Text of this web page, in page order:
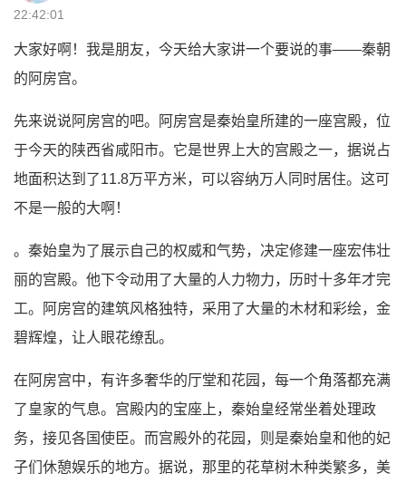
22:42:01
大家好啊！我是朋友，今天给大家讲一个要说的事——秦朝
的阿房宫。
先来说说阿房宫的吧。阿房宫是秦始皇所建的一座宫殿，位
于今天的陕西省咸阳市。它是世界上大的宫殿之一，据说占
地面积达到了11.8万平方米，可以容纳万人同时居住。这可
不是一般的大啊！
。秦始皇为了展示自己的权威和气势，决定修建一座宏伟壮
丽的宫殿。他下令动用了大量的人力物力，历时十多年才完
工。阿房宫的建筑风格独特，采用了大量的木材和彩绘，金
碧辉煌，让人眼花缭乱。
在阿房宫中，有许多奢华的厅堂和花园，每一个角落都充满
了皇家的气息。宫殿内的宝座上，秦始皇经常坐着处理政
务，接见各国使臣。而宫殿外的花园，则是秦始皇和他的妃
子们休憩娱乐的地方。据说，那里的花草树木种类繁多，美